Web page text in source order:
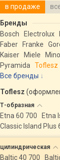
в продаже
Бренды
Bosch
Electrolux
Faber
Franke
Kaiser
Miele
Pyramida
Toflesz
Все бренды
Toflesz (
Т-образная
Etna 60 700
Etna
Classic Island Plus
цилиндрическая
Baltic 40 700